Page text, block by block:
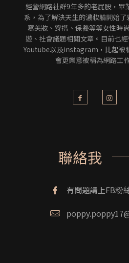
經營網路社群9年多的老屁股，畢
系，為了解決天生的濃妝臉開始
寫美妝、穿搭、保養等等女性時
遊、社會議題相關文章。目前也
Youtube以及instagram，比起被
會更樂意被稱為網路工
聯絡我
有問題請上FB粉